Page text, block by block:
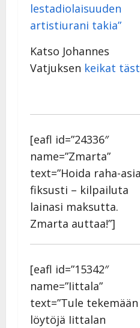
lestadiolaisuuden
artistiurani takia”
Katso Johannes
Vatjuksen keikat
[eafl id=”24336″
name=”Zmarta”
text=”Hoida raha-
fiksusti – kilpailuta
lainasi maksutta.
Zmarta auttaa!”]
[eafl id=”15342″
name=”Iittala”
text=”Tule tekemään
löytöjä Iittalan